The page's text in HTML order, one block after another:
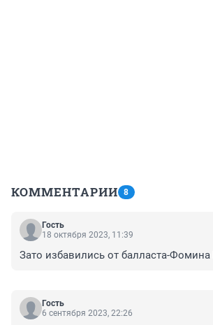
КОММЕНТАРИИ 8
Гость
18 октября 2023, 11:39
Зато избавились от балласта-Фомина
Гость
6 сентября 2023, 22:26